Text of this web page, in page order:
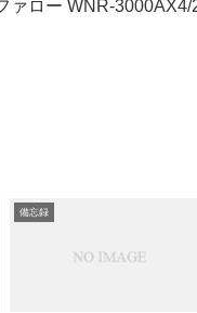
ァロー WNR-
備忘録